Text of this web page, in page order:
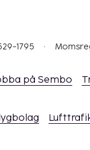
1795
på Sembo